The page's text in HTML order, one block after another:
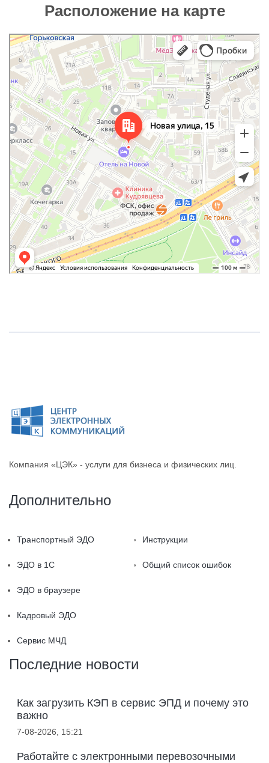
Расположение на карте
Нижний Новгород
Новая улица, 15 — Яндекс Карты
Компания «ЦЭК» - услуги для бизнеса и физических лиц.
Дополнительно
Транспортный ЭДО
ЭДО в 1С
ЭДО в браузере
Кадровый ЭДО
Сервис МЧД
Инструкции
Общий список ошибок
Последние новости
Как загрузить КЭП в сервис ЭПД и почему это
важно
7-08-2026, 15:21
Работайте с электронными перевозочными